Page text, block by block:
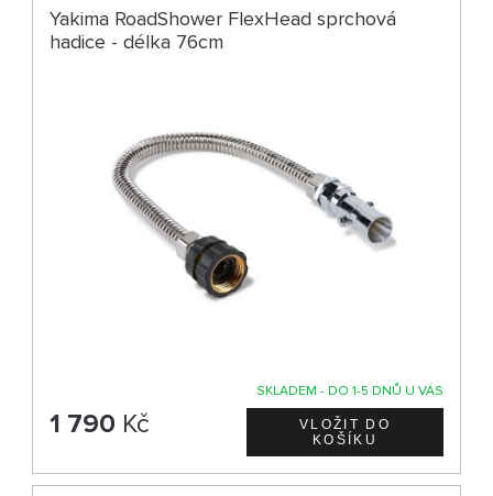
Yakima RoadShower FlexHead sprchová
hadice - délka 76cm
SKLADEM - DO 1-5 DNŮ U VÁS
1 790 Kč